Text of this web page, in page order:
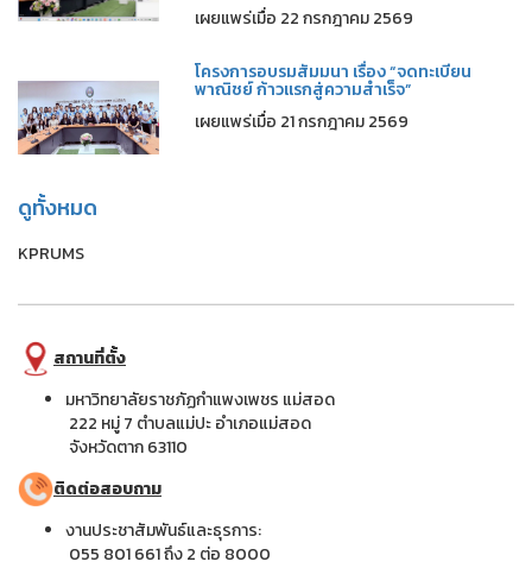
เผยแพร่เมื่อ 22 กรกฎาคม 2569
โครงการอบรมสัมมนา เรื่อง “จดทะเบียน
พาณิชย์ ก้าวแรกสู่ความสำเร็จ”
เผยแพร่เมื่อ 21 กรกฎาคม 2569
ดูทั้งหมด
KPRUMS
สถานที่ตั้ง
มหาวิทยาลัยราชภัฏกำแพงเพชร แม่สอด
222 หมู่ 7 ตำบลแม่ปะ อำเภอแม่สอด
จังหวัดตาก 63110
ติดต่อสอบถาม
งานประชาสัมพันธ์และธุรการ:
055 801 661 ถึง 2 ต่อ 8000